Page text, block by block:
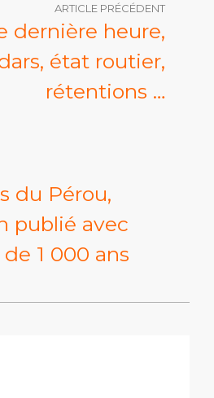
ARTICLE PRÉCÉDENT
dernière heure,
état routier,
rétentions …
du Pérou,
publié avec
1 000 ans